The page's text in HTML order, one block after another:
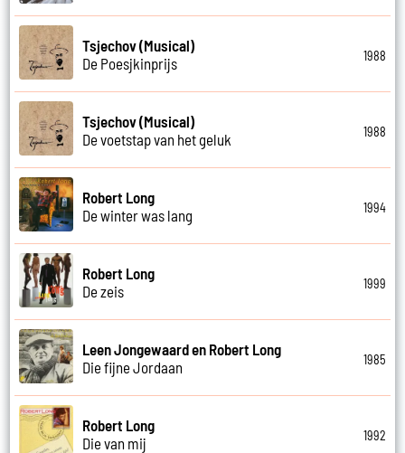
Tsjechov (Musical)
De Poesjkinprijs
1988
Tsjechov (Musical)
De voetstap van het geluk
1988
Robert Long
De winter was lang
1994
Robert Long
De zeis
1999
Leen Jongewaard en Robert Long
Die fijne Jordaan
1985
Robert Long
Die van mij
1992